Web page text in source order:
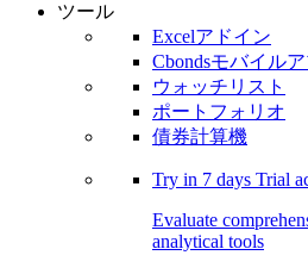
ツール
Excelアドイン
Cbondsモバイルア
ウォッチリスト
ポートフォリオ
債券計算機
Try in 7 days Trial
Evaluate
analytical tools